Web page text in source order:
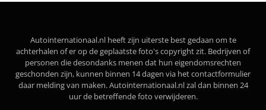
Autointernationaal.nl heeft zijn uiterste best gedaan om te
achterhalen of er op de geplaatste foto's copyright zit. Bedrijven of
personen die desondanks menen dat hun eigendomsrechten
geschonden zijn, kunnen binnen 14 dagen via het contactformulier
daar melding van maken. Autointernationaal.nl zal dan binnen 24
uur de betreffende foto verwijderen.